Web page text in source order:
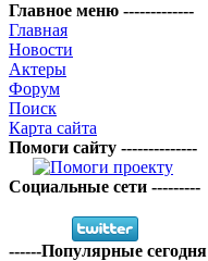
Главное меню -------------
Главная
Новости
Актеры
Форум
Поиск
Карта сайта
Помоги сайту --------------
Социальные сети ---------
------Популярные сегодня